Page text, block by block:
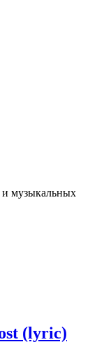
и музыкальных
(lyric)